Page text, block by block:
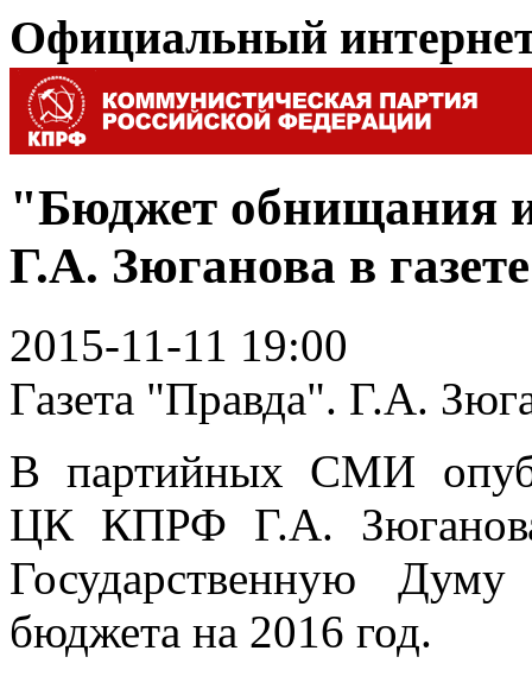
Официальный
"Бюджет обнищания
Г.А. Зюганова в
2015-11-11 19:00
Газета "Правда". Г.А.
В партийных СМИ
ЦК КПРФ Г.А.
Государственную Думу
бюджета на 2016 год.